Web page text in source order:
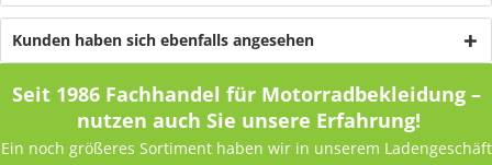
Kunden haben sich ebenfalls angesehen
Seit 1986 Fachhandel für Motorradbekleidung –
nutzen auch Sie unsere Erfahrung!
Ein noch größeres Sortiment haben wir in unserem Ladengeschäft